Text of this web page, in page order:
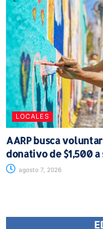
LOCALES
AARP busca
donativo de $1,500
agosto 7, 2026